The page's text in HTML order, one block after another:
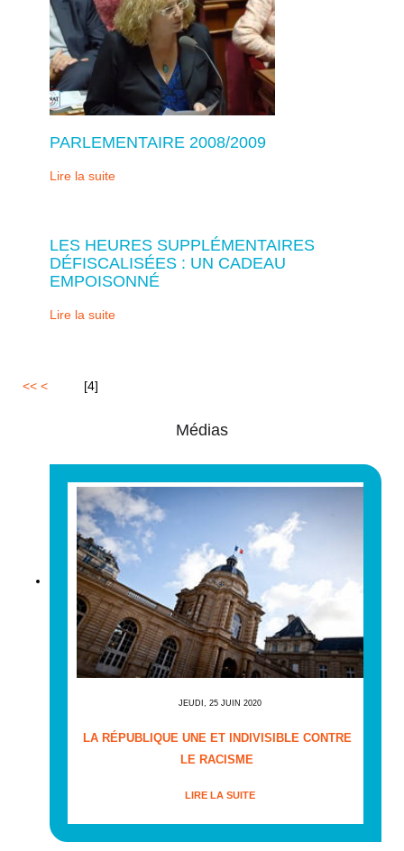
PARLEMENTAIRE 2008/2009
Lire la suite
LES HEURES SUPPLÉMENTAIRES
DÉFISCALISÉES : UN CADEAU
EMPOISONNÉ
Lire la suite
<< < [4]
Médias
JEUDI, 25 JUIN 2020
LA RÉPUBLIQUE UNE ET INDIVISIBLE CONTRE
LE RACISME
LIRE LA SUITE